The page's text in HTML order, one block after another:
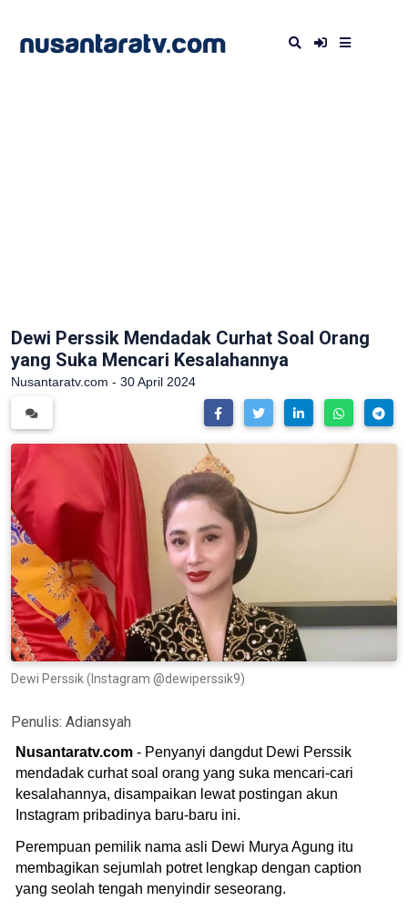
Dewi Perssik Mendadak Curhat Soal Orang
yang Suka Mencari Kesalahannya
Nusantaratv.com - 30 April 2024
Dewi Perssik (Instagram @dewiperssik9)
Penulis: Adiansyah
Nusantaratv.com - Penyanyi dangdut Dewi Perssik
mendadak curhat soal orang yang suka mencari-cari
kesalahannya, disampaikan lewat postingan akun
Instagram pribadinya baru-baru ini.
Perempuan pemilik nama asli Dewi Murya Agung itu
membagikan sejumlah potret lengkap dengan caption
yang seolah tengah menyindir seseorang.